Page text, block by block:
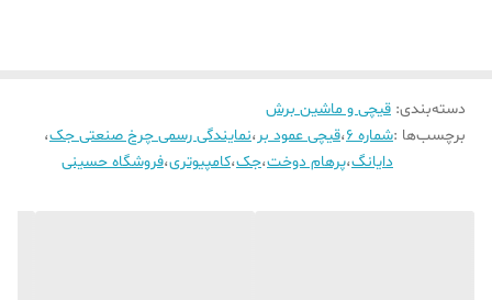
گارانتی
۶ ماه گارانتی پرهام دوخت دسته‌بندی: قیچی و ماشین برش
برچسب‌ها :شماره 6 ،قیچی عمود بر،نمایندگی رسمی چرخ صنعتی جک،
دایانگ،پرهام دوخت،جک،کامپیوتری،فروشگاه حسینی